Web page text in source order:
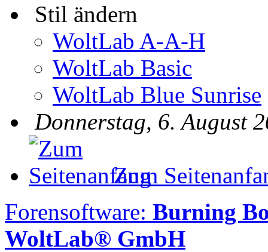
Stil ändern
WoltLab A-A-H
WoltLab Basic
WoltLab Blue Sunrise
Donnerstag, 6. August
Zum
Forensoftware: Burning
WoltLab® GmbH